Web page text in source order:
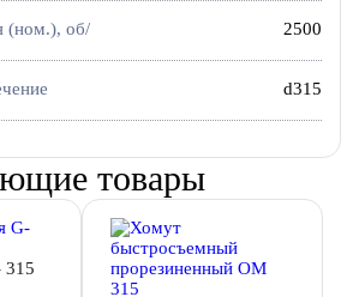
(ном.), об/
2500
d315
товары
315